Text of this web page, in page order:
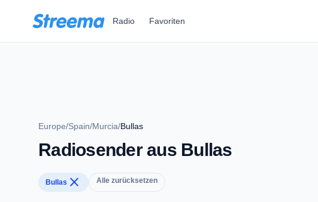
Radio Favoriten
Europe/Spain/Murcia/Bullas
Radiosender aus Bullas
Bullas close Alle zurücksetzen